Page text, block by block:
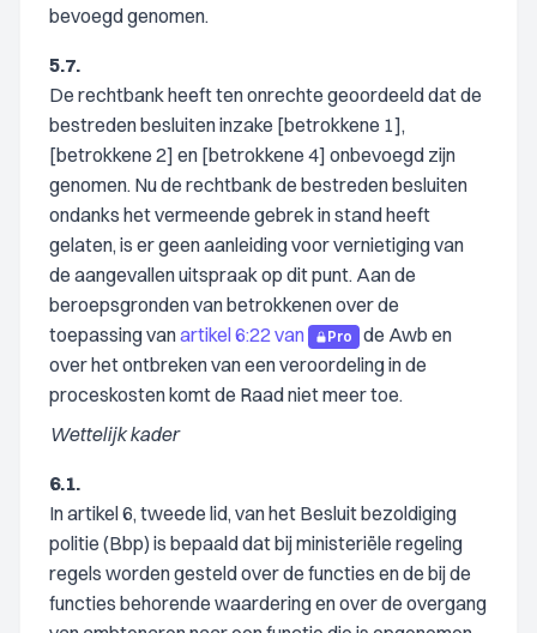
bevoegd genomen.
5.7.
De rechtbank heeft ten onrechte geoordeeld dat de
bestreden besluiten inzake [betrokkene 1],
[betrokkene 2] en [betrokkene 4] onbevoegd zijn
genomen. Nu de rechtbank de bestreden besluiten
ondanks het vermeende gebrek in stand heeft
gelaten, is er geen aanleiding voor vernietiging van
de aangevallen uitspraak op dit punt. Aan de
beroepsgronden van betrokkenen over de
toepassing vanartikel 6:22 van Pro
de Awb en
over het ontbreken van een veroordeling in de
proceskosten komt de Raad niet meer toe.
Wettelijk kader
6.1.
In artikel 6, tweede lid, van het Besluit bezoldiging
politie (Bbp) is bepaald dat bij ministeriële regeling
regels worden gesteld over de functies en de bij de
functies behorende waardering en over de overgang